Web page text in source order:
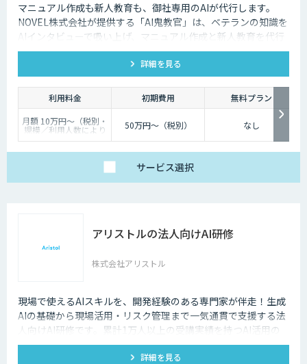
マニュアル作成も新人教育も、御社専用のAIが代行します。
NOVEL株式会社が提供する「AI鬼教官」は、ベテランの知識を
AIインタビューで吸い上げ、マニュアル作成と新人教育を代行
するAI教育係です。24時間・出典つきで新人の質問に答えま
詳細を見る
利用料金 初期費用
無料プラン
月額 10万円〜（税別・
規模／利用人数により
個別見積）
50万円〜（税別） なし
サービス選択
アリストルの法人向けAI研修
株式会社アリストル
現場で使えるAIスキルを、開発経験のある専門家が伴走！生成
AIの基礎から現場活用・リスク管理まで一気通貫で支援する法
人向けAI研修です。累計1万人以上の受講実績を持つAI活用の
専門家が、貴社の課題に合わせた研修を設計し、現場でのAI定
詳細を見る